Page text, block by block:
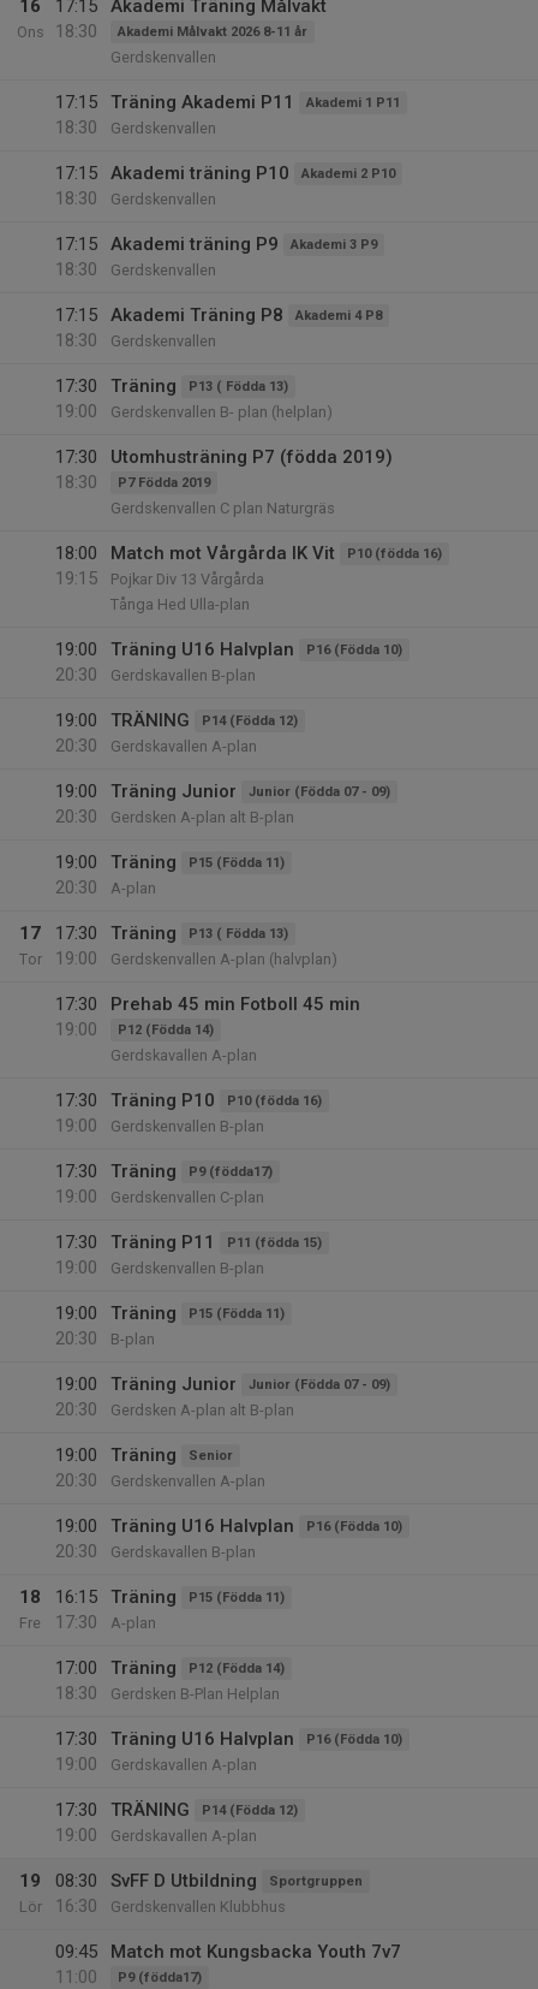
16
Ons
17:15
18:30
Akademi Träning Målvakt
Akademi Målvakt 2026 8-11 år
Gerdskenvallen
17:15
18:30
Träning Akademi P11 Akademi 1 P11
Gerdskenvallen
17:15
18:30
Akademi träning P10 Akademi 2 P10
Gerdskenvallen
17:15
18:30
Akademi träning P9 Akademi 3 P9
Gerdskenvallen
17:15
18:30
Akademi Träning P8 Akademi 4 P8
Gerdskenvallen
17:30
19:00
Träning P13 ( Födda 13)
Gerdskenvallen B- plan (helplan)
17:30
18:30
Utomhusträning P7 (födda 2019)
P7 Födda 2019
Gerdskenvallen C plan Naturgräs
18:00
19:15
Match mot Vårgårda IK Vit P10 (födda 16)
Pojkar Div 13 Vårgårda
Tånga Hed Ulla-plan
19:00
20:30
Träning U16 Halvplan P16 (Födda 10)
Gerdskavallen B-plan
19:00
20:30
TRÄNING P14 (Födda 12)
Gerdskavallen A-plan
19:00
20:30
Träning Junior Junior (Födda 07 - 09)
Gerdsken A-plan alt B-plan
19:00
20:30
Träning P15 (Födda 11)
A-plan
17
Tor
17:30
19:00
Träning P13 ( Födda 13)
Gerdskenvallen A-plan (halvplan)
17:30
19:00
Prehab 45 min Fotboll 45 min
P12 (Födda 14)
Gerdskavallen A-plan
17:30
19:00
Träning P10 P10 (födda 16)
Gerdskenvallen B-plan
17:30
19:00
Träning P9 (födda17)
Gerdskenvallen C-plan
17:30
19:00
Träning P11 P11 (födda 15)
Gerdskenvallen B-plan
19:00
20:30
Träning P15 (Födda 11)
B-plan
19:00
20:30
Träning Junior Junior (Födda 07 - 09)
Gerdsken A-plan alt B-plan
19:00
20:30
Träning Senior
Gerdskenvallen A-plan
19:00
20:30
Träning U16 Halvplan P16 (Födda 10)
Gerdskavallen B-plan
18
Fre
16:15
17:30
Träning P15 (Födda 11)
A-plan
17:00
18:30
Träning P12 (Födda 14)
Gerdsken B-Plan Helplan
17:30
19:00
Träning U16 Halvplan P16 (Födda 10)
Gerdskavallen A-plan
17:30
19:00
TRÄNING P14 (Födda 12)
Gerdskavallen A-plan
19
Lör
08:30
16:30
SvFF D Utbildning Sportgruppen
Gerdskenvallen Klubbhus
09:45
11:00
Match mot Kungsbacka Youth 7v7
P9 (födda17)